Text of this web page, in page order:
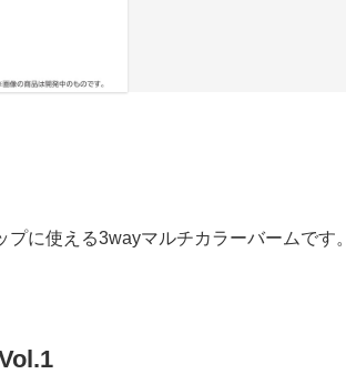
に使える3wayマルチカラーバームです。